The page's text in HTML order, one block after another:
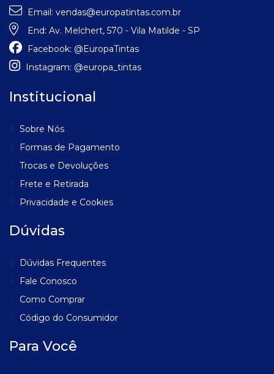
Email: vendas@europatintas.com.br
End: Av. Melchert, 570 - Vila Matilde - SP
Facebook: @EuropaTintas
Instagram: @europa_tintas
Institucional
Sobre Nós
Formas de Pagamento
Trocas e Devoluções
Frete e Retirada
Privacidade e Cookies
Dúvidas
Dúvidas Frequentes
Fale Conosco
Como Comprar
Código do Consumidor
Para Você